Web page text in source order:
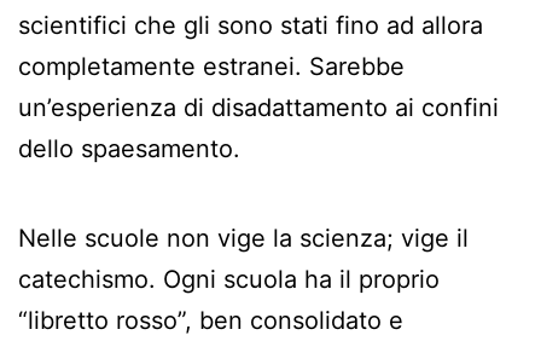
scientifici che gli sono stati fino ad allora
completamente estranei. Sarebbe
un’esperienza di disadattamento ai confini
dello spaesamento.
Nelle scuole non vige la scienza; vige il
catechismo. Ogni scuola ha il proprio
“libretto rosso”, ben consolidato e